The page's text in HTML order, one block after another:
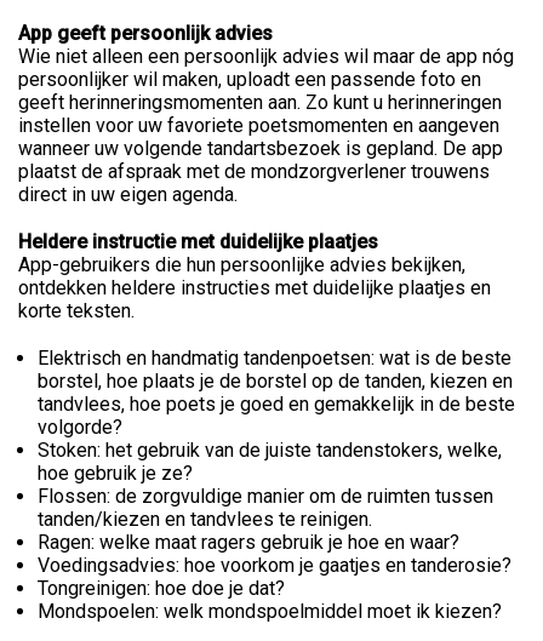
App geeft persoonlijk advies
Wie niet alleen een persoonlijk advies wil maar de app nóg
persoonlijker wil maken, uploadt een passende foto en
geeft herinneringsmomenten aan. Zo kunt u herinneringen
instellen voor uw favoriete poetsmomenten en aangeven
wanneer uw volgende tandartsbezoek is gepland. De app
plaatst de afspraak met de mondzorgverlener trouwens
direct in uw eigen agenda.
Heldere instructie met duidelijke plaatjes
App-gebruikers die hun persoonlijke advies bekijken,
ontdekken heldere instructies met duidelijke plaatjes en
korte teksten.
Elektrisch en handmatig tandenpoetsen: wat is de beste
borstel, hoe plaats je de borstel op de tanden, kiezen en
tandvlees, hoe poets je goed en gemakkelijk in de beste
volgorde?
Stoken: het gebruik van de juiste tandenstokers, welke,
hoe gebruik je ze?
Flossen: de zorgvuldige manier om de ruimten tussen
tanden/kiezen en tandvlees te reinigen.
Ragen: welke maat ragers gebruik je hoe en waar?
Voedingsadvies: hoe voorkom je gaatjes en tanderosie?
Tongreinigen: hoe doe je dat?
Mondspoelen: welk mondspoelmiddel moet ik kiezen?